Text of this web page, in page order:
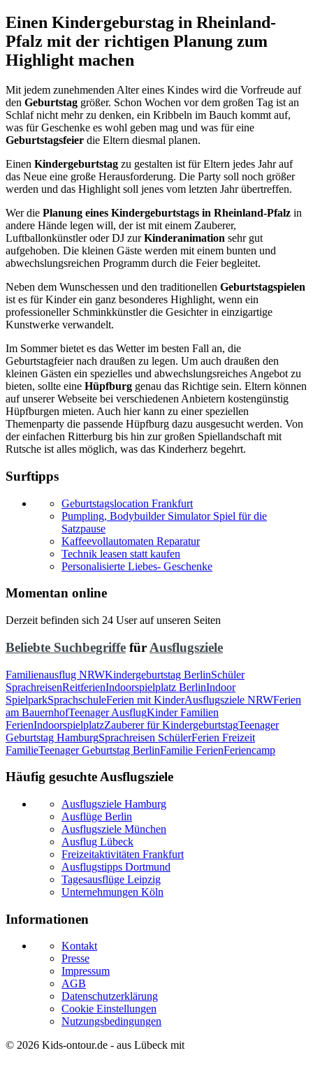
Einen Kindergeburstag in Rheinland-
Pfalz mit der richtigen Planung zum
Highlight machen
Mit jedem zunehmenden Alter eines Kindes wird die Vorfreude auf
den Geburtstag größer. Schon Wochen vor dem großen Tag ist an
Schlaf nicht mehr zu denken, ein Kribbeln im Bauch kommt auf,
was für Geschenke es wohl geben mag und was für eine
Geburtstagsfeier die Eltern diesmal planen.
Einen Kindergeburtstag zu gestalten ist für Eltern jedes Jahr auf
das Neue eine große Herausforderung. Die Party soll noch größer
werden und das Highlight soll jenes vom letzten Jahr übertreffen.
Wer die Planung eines Kindergeburtstags in Rheinland-Pfalz in
andere Hände legen will, der ist mit einem Zauberer,
Luftballonkünstler oder DJ zurKinderanimation sehr gut
aufgehoben. Die kleinen Gäste werden mit einem bunten und
abwechslungsreichen Programm durch die Feier begleitet.
Neben dem Wunschessen und den traditionellen Geburtstagspielen
ist es für Kinder ein ganz besonderes Highlight, wenn ein
professioneller Schminkkünstler die Gesichter in einzigartige
Kunstwerke verwandelt.
Im Sommer bietet es das Wetter im besten Fall an, die
Geburtstagfeier nach draußen zu legen. Um auch draußen den
kleinen Gästen ein spezielles und abwechslungsreiches Angebot zu
bieten, sollte eine Hüpfburg genau das Richtige sein. Eltern können
auf unserer Webseite bei verschiedenen Anbietern kostengünstig
Hüpfburgen mieten. Auch hier kann zu einer speziellen
Themenparty die passende Hüpfburg dazu ausgesucht werden. Von
der einfachen Ritterburg bis hin zur großen Spiellandschaft mit
Rutsche ist alles möglich, was das Kinderherz begehrt.
Surftipps
Geburtstagslocation Frankfurt
Pumpling, Bodybuilder Simulator Spiel für die
Satzpause
Kaffeevollautomaten Reparatur
Technik leasen statt kaufen
Personalisierte Liebes- Geschenke
Momentan online
Derzeit befinden sich 24 User auf unseren Seiten
Beliebte Suchbegriffe für Ausflugsziele
Familienausflug NRWKindergeburtstag BerlinSchüler
SprachreisenReitferienIndoorspielplatz BerlinIndoor
SpielparkSprachschuleFerien mit KinderAusflugsziele NRWFerien
am BauernhofTeenager AusflugKinder Familien
FerienIndoorspielplatzZauberer für KindergeburtstagTeenager
Geburtstag HamburgSprachreisen SchülerFerien Freizeit
FamilieTeenager Geburtstag BerlinFamilie FerienFeriencamp
Häufig gesuchte Ausflugsziele
Ausflugsziele Hamburg
Ausflüge Berlin
Ausflugsziele München
Ausflug Lübeck
Freizeitaktivitäten Frankfurt
Ausflugstipps Dortmund
Tagesausflüge Leipzig
Unternehmungen Köln
Informationen
Kontakt
Presse
Impressum
AGB
Datenschutzerklärung
Cookie Einstellungen
Nutzungsbedingungen
© 2026 Kids-ontour.de - aus Lübeck mit